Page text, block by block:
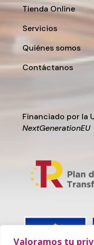
Valoramos tu
Tienda Online
Servicios
Quiénes somos
Contáctanos
Financiado por la
NextGenerationEU